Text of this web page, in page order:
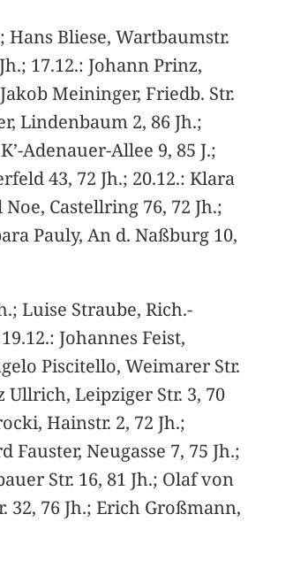
Hans Bliese, Wartbaumstr.
17.12.: Johann Prinz,
Meininger, Friedb. Str.
Lindenbaum 2, 86 Jh.;
Adenauer-Allee 9, 85 J.;
43, 72 Jh.; 20.12.: Klara
Castellring 76, 72 Jh.;
Pauly, An d. Naßburg 10,
Luise Straube, Rich.-
Johannes Feist,
Piscitello, Weimarer Str.
Ullrich, Leipziger Str. 3, 70
Hainstr. 2, 72 Jh.;
Neugasse 7, 75 Jh.;
Str. 16, 81 Jh.; Olaf von
32, 76 Jh.; Erich Großmann,